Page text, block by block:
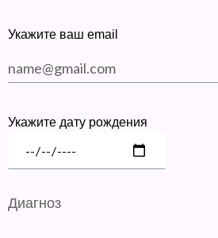
Укажите ваш email
Укажите дату рождения